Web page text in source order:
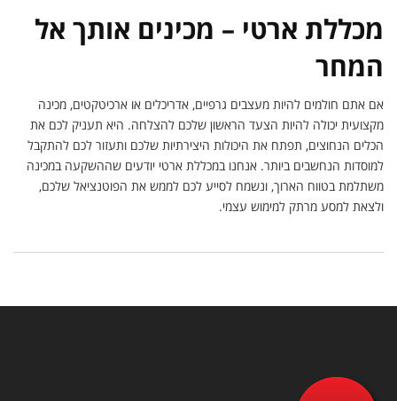
מכללת ארטי – מכינים אותך אל
המחר
אם אתם חולמים להיות מעצבים גרפיים, אדריכלים או ארכיטקטים, מכינה
מקצועית יכולה להיות הצעד הראשון שלכם להצלחה. היא תעניק לכם את
הכלים הנחוצים, תפתח את היכולות היצירתיות שלכם ותעזור לכם להתקבל
למוסדות הנחשבים ביותר. אנחנו במכללת ארטי יודעים שההשקעה במכינה
משתלמת בטווח הארוך, ונשמח לסייע לכם לממש את הפוטנציאל שלכם,
ולצאת למסע מרתק למימוש עצמי.